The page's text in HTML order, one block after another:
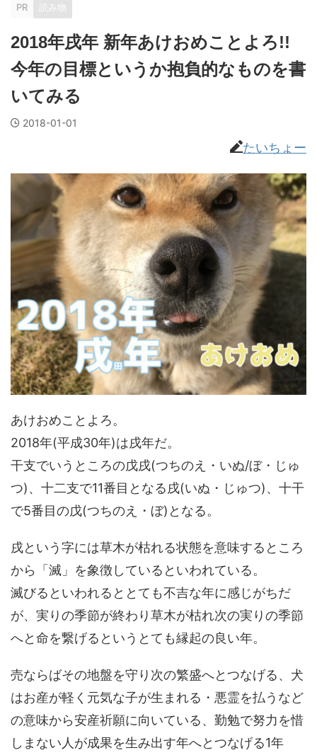
PR 読み物
2018年戌年 新年あけおめことよろ!!
今年の目標というか抱負的なものを書
いてみる
2018-01-01
たいちょー
あけおめことよろ。
2018年(平成30年)は戌年だ。
干支でいうところの戊戌(つちのえ・いぬ/ぼ・じゅ
つ)、十二支で11番目となる戌(いぬ・じゅつ)、十干
で5番目の戊(つちのえ・ぼ)となる。
戌という字には草木が枯れる状態を意味するところ
から「滅」を象徴しているといわれている。
滅びるといわれるととても不吉な年に感じがちだ
が、実りの季節が終わり草木が枯れ次の実りの季節
へと命を繋げるというとても縁起の良い年。
売ならばその地盤を守り次の繁盛へとつなげる、犬
はお産が軽く元気な子が生まれる・悪霊を払うなど
の意味から安産祈願に向いている、勤勉で努力を惜
しまない人が成果を生み出す年へとつなげる1年